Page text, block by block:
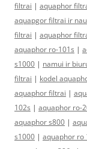
filtrai | aquaphor
aquapgor filtrai ir
filtrai | aquaphor
aquaphor ro-101s |
s1000 | namui ir
filtrai | kodel
aquaphor filtrai |
102s | aquaphor ro-
aquaphor s800 |
s1000 | aquaphor ro